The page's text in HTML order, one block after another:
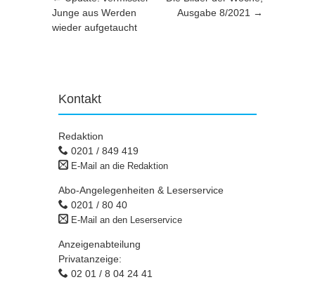
Junge aus Werden
wieder aufgetaucht
Ausgabe 8/2021 →
Kontakt
Redaktion
0201 / 849 419
E-Mail an die Redaktion
Abo-Angelegenheiten & Leserservice
0201 / 80 40
E-Mail an den Leserservice
Anzeigenabteilung
Privatanzeige:
02 01 / 8 04 24 41